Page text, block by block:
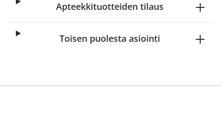
Apteekkituotteiden tilaus
Toisen puolesta asiointi